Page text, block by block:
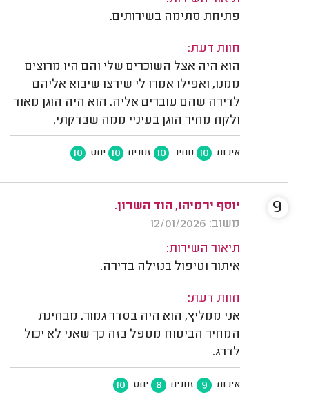
פתיחת סתימה בשירותים.
חוות דעת:
הוא היה אצל השוכרים שלי והם היו מרוצים
ממנו, ואפילו אמרו לי שירצו שיבוא אליהם
לדירה שהם עוברים אליה. הוא היה הוגן מאוד
ולקח מחיר הוגן בעיניי ממה שבדקתי.
איכות 10 מחיר 10 זמנים 10 יחס 10
יוסף ירמיהו, הוד השרון.
משוב: 12/01/2026
תיאור השירות:
איתור וטיפול בנזילה בדירה.
חוות דעת:
אני ממליץ, הוא היה בסדר גמור. מבחינת
המחיר הביטוח מטפל בזה כך שאני לא יכול
לדרג.
איכות 9 זמנים 8 יחס 10
9